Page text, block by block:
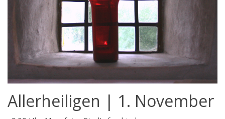
Allerheiligen | 1. November